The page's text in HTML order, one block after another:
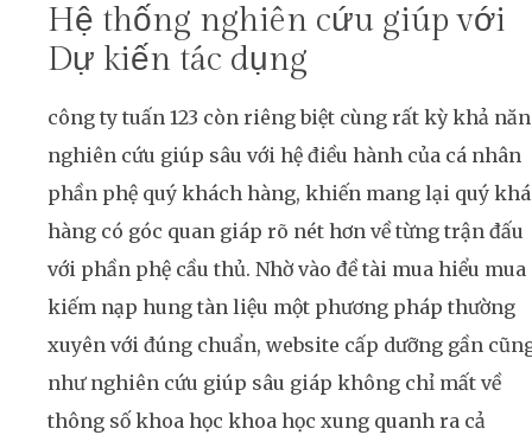
Hệ thống nghiên cứu giúp với
Dự kiến tác dụng
công ty tuấn 123 còn riêng biệt cùng rất kỳ khả
nghiên cứu giúp sâu với hệ điều hành của cá nhân
phần phệ quý khách hàng, khiến mang lại quý
hàng có góc quan giáp rõ nét hơn về từng trận đấu
với phần phệ cầu thủ. Nhờ vào đề tài mua hiểu mua
kiếm nạp hung tàn liệu một phương pháp thường
xuyên với đúng chuẩn, website cấp dưỡng gần
như nghiên cứu giúp sâu giáp không chỉ mất về
thông số khoa học khoa học xung quanh ra cả